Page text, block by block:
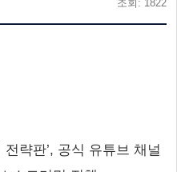
조회: 1822
략판’, 공식 유튜브 채널